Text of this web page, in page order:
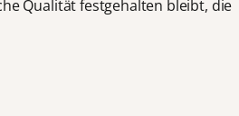
Qualität festgehalten bleibt, die